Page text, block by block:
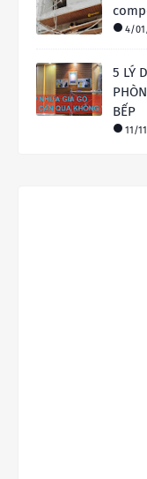
4/
5 LÝ
BẾP
11/